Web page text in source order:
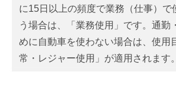
に15日以上の頻度で業務（仕事）で
う場合は、「業務使用」です。通勤
めに自動車を使わない場合は、使用
常・レジャー使用」が適用されます。